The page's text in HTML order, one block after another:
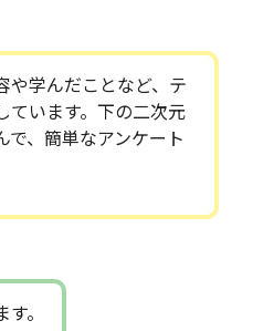
や学んだことなど、テ
ています。下の二次元
で、簡単なアンケート
。